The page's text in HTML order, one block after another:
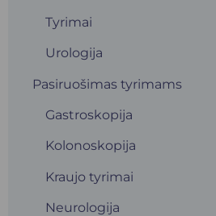
Tyrimai
Urologija
Pasiruošimas tyrimams
Gastroskopija
Kolonoskopija
Kraujo tyrimai
Neurologija